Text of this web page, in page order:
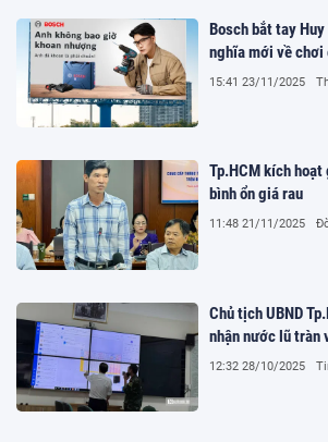
Bosch bắt tay
nghĩa mới về chơi
15:41 23/11/2025
Tp.HCM kích
bình ổn giá rau
11:48 21/11/2025
Chủ tịch UBND
nhận nước lũ tràn
12:32 28/10/2025